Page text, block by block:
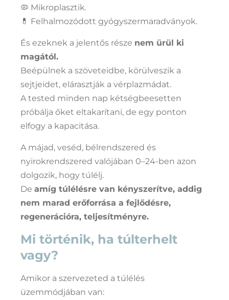
🦠 Mikroplasztik.
💊 Felhalmozódott gyógyszermaradványok.
És ezeknek a jelentős része nem ürül ki
magától.
Beépülnek a szöveteidbe, körülveszik a
sejtjeidet, elárasztják a vérplazmádat.
A tested minden nap kétségbeesetten
próbálja őket eltakarítani, de egy ponton
elfogy a kapacitása.
A májad, veséd, bélrendszered és
nyirokrendszered valójában 0–24-ben azon
dolgozik, hogy túlélj.
De amíg túlélésre van kényszerítve, addig
nem marad erőforrása a fejlődésre,
regenerációra, teljesítményre.
Mi történik, ha túlterhelt
vagy?
Amikor a szervezeted a túlélés
üzemmódjában van: